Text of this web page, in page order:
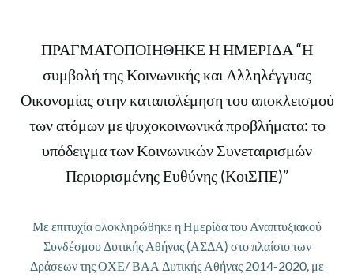
ΠΡΑΓΜΑΤΟΠΟΙΗΘΗΚΕ Η ΗΜΕΡΙΔΑ “Η
συμβολή της Κοινωνικής και Αλληλέγγυας
Οικονομίας στην καταπολέμηση του αποκλεισμού
των ατόμων με ψυχοκοινωνικά προβλήματα: το
υπόδειγμα των Κοινωνικών Συνεταιρισμών
Περιορισμένης Ευθύνης (ΚοιΣΠΕ)”
Με επιτυχία ολοκληρώθηκε η Ημερίδα του Αναπτυξιακού
Συνδέσμου Δυτικής Αθήνας (ΑΣΔΑ) στο πλαίσιο των
Δράσεων της ΟΧΕ/ ΒΑΑ Δυτικής Αθήνας 2014-2020, με